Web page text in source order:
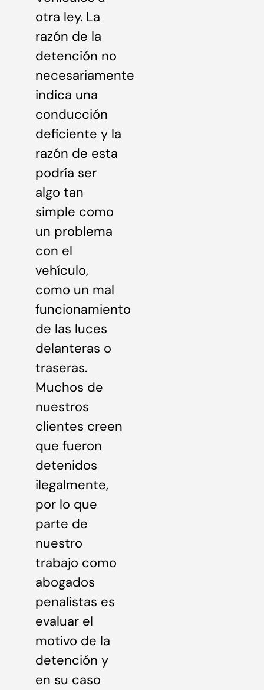
otra ley. La
razón de la
detención no
necesariamente
indica una
conducción
deficiente y la
razón de esta
podría ser
algo tan
simple como
un problema
con el
vehículo,
como un mal
funcionamiento
de las luces
delanteras o
traseras.
Muchos de
nuestros
clientes creen
que fueron
detenidos
ilegalmente,
por lo que
parte de
nuestro
trabajo como
abogados
penalistas es
evaluar el
motivo de la
detención y
en su caso